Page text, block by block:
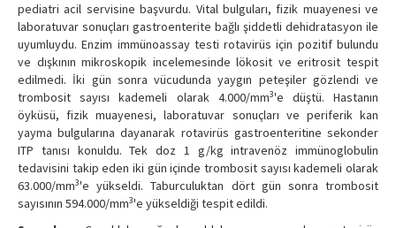
pediatri acil servisine başvurdu. Vital bulguları, fizik muayenesi ve
laboratuvar sonuçları gastroenterite bağlı şiddetli dehidratasyon ile
uyumluydu. Enzim immünoassay testi rotavirüs için pozitif bulundu
ve dışkının mikroskopik incelemesinde lökosit ve eritrosit tespit
edilmedi. İki gün sonra vücudunda yaygın peteşiler gözlendi ve
trombosit sayısı kademeli olarak 4.000/mm3'e düştü. Hastanın
öyküsü, fizik muayenesi, laboratuvar sonuçları ve periferik kan
yayma bulgularına dayanarak rotavirüs gastroenteritine sekonder
ITP tanısı konuldu. Tek doz 1 g/kg intravenöz immünoglobulin
tedavisini takip eden iki gün içinde trombosit sayısı kademeli olarak
63.000/mm3'e yükseldi. Taburculuktan dört gün sonra trombosit
sayısının 594.000/mm3'e yükseldiği tespit edildi.